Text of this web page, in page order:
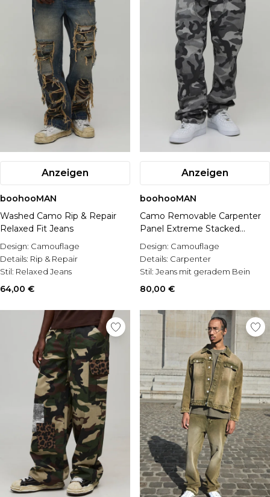
Anzeigen
boohooMAN
Washed Camo Rip & Repair
Relaxed Fit Jeans
Design: Camouflage
Details: Rip & Repair
Stil: Relaxed Jeans
64,00 €
Anzeigen
boohooMAN
Camo Removable Carpenter
Panel Extreme Stacked
Straight Fit Jeans
Design: Camouflage
Details: Carpenter
Stil: Jeans mit geradem Bein
80,00 €